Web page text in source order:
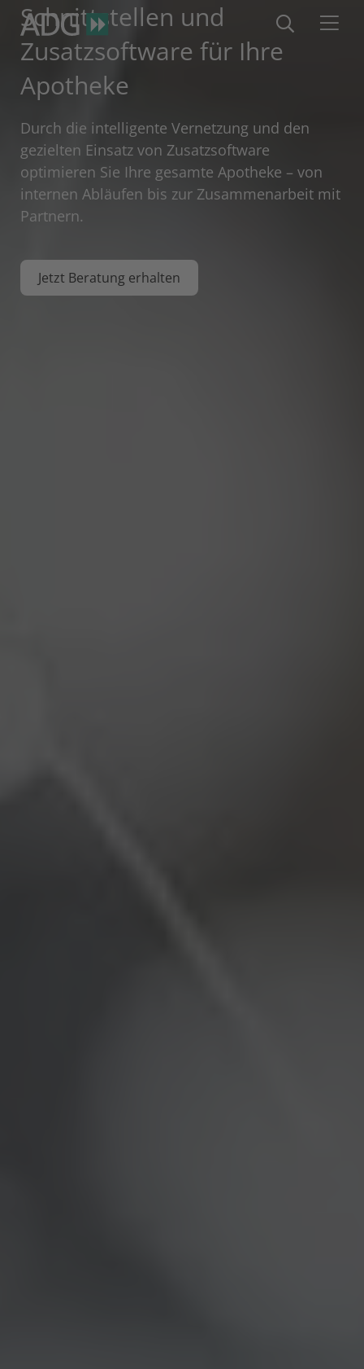
Schnittstellen und
Zusatzsoftware für Ihre
Apotheke
Durch die intelligente Vernetzung und den
gezielten Einsatz von Zusatzsoftware
optimieren Sie Ihre gesamte Apotheke – von
internen Abläufen bis zur Zusammenarbeit mit
Partnern.
Jetzt Beratung erhalten